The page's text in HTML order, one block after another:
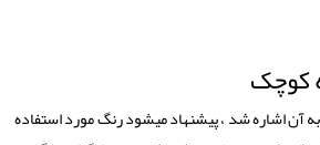
کوچک
آن اشاره شد ، پیشنهاد میشود رنگ مورد استفاده